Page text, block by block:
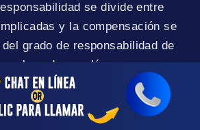
se divide entre
y la compensación se
grado de responsabilidad de
abogados evalúan
factores para ayudar a los
una compensación por daños